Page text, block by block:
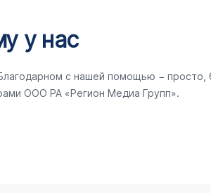
у нас
с нашей помощью − просто,
ООО РА «Регион Медиа Групп».